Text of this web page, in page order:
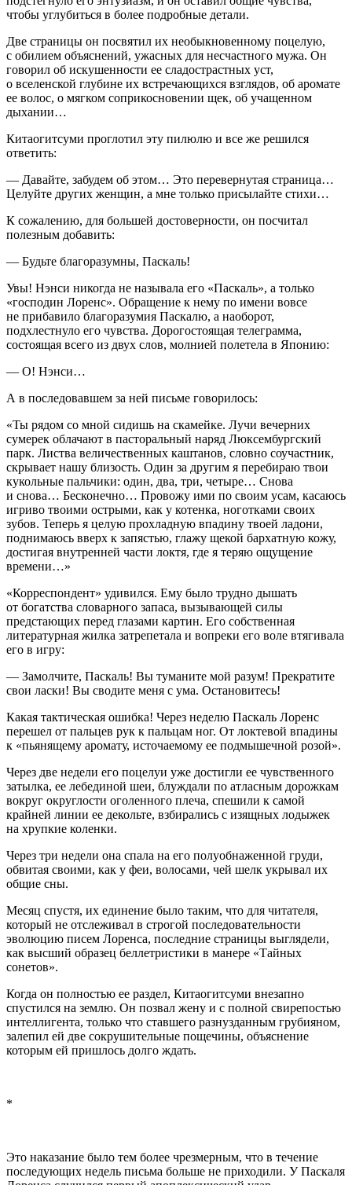
чтобы углубиться в более подробные детали.
Две страницы он посвятил их необыкновенному поцелую,
с обилием объяснений, ужасных для несчастного мужа. Он
говорил об искушенности ее сладострастных уст,
о вселенской глубине их встречающихся взглядов, об аромате
ее волос, о мягком соприкосновении щек, об учащенном
дыхании…
Китаогитсуми проглотил эту пилюлю и все же решился
ответить:
— Давайте, забудем об этом… Это перевернутая страница…
Целуйте других женщин, а мне только присылайте стихи…
К сожалению, для большей достоверности, он посчитал
полезным добавить:
— Будьте благоразумны, Паскаль!
Увы! Нэнси никогда не называла его «Паскаль», а только
«господин Лоренс». Обращение к нему по имени вовсе
не прибавило благоразумия Паскалю, а наоборот,
подхлестнуло его чувства. Дорогостоящая телеграмма,
состоящая всего из двух слов, молнией полетела в Японию:
— О! Нэнси…
А в последовавшем за ней письме говорилось:
«Ты рядом со мной сидишь на скамейке. Лучи вечерних
сумерек облачают в пасторальный наряд Люксембургский
парк. Листва величественных каштанов, словно соучастник,
скрывает нашу близость. Один за другим я перебираю твои
кукольные пальчики: один, два, три, четыре… Снова
и снова… Бесконечно… Провожу ими по своим усам, касаюсь
игриво твоими острыми, как у котенка, ноготками своих
зубов. Теперь я целую прохладную впадину твоей ладони,
поднимаюсь вверх к запястью, глажу щекой бархатную кожу,
достигая внутренней части локтя, где я теряю ощущение
времени…»
«Корреспондент» удивился. Ему было трудно дышать
от богатства словарного запаса, вызывающей силы
предстающих перед глазами картин. Его собственная
литературная жилка затрепетала и вопреки его воле втягивала
его в игру:
— Замолчите, Паскаль! Вы туманите мой разум! Прекратите
свои ласки! Вы сводите меня с ума. Остановитесь!
Какая тактическая ошибка! Через неделю Паскаль Лоренс
перешел от пальцев рук к пальцам ног. От локтевой впадины
к «пьянящему аромату, источаемому ее подмышечной розой».
Через две недели его поцелуи уже достигли ее чувственного
затылка, ее лебединой шеи, блуждали по атласным дорожкам
вокруг округлости оголенного плеча, спешили к самой
крайней линии ее декольте, взбирались с изящных лодыжек
на хрупкие коленки.
Через три недели она спала на его полуобнаженной груди,
обвитая своими, как у феи, волосами, чей шелк укрывал их
общие сны.
Месяц спустя, их единение было таким, что для читателя,
который не отслеживал в строгой последовательности
эволюцию писем Лоренса, последние страницы выглядели,
как высший образец беллетристики в манере «Тайных
сонетов».
Когда он полностью ее раздел, Китаогитсуми внезапно
спустился на землю. Он позвал жену и с полной свирепостью
интеллигента, только что ставшего разнузданным грубияном,
залепил ей две сокрушительные пощечины, объяснение
которым ей пришлось долго ждать.
*
Это наказание было тем более чрезмерным, что в течение
последующих недель письма больше не приходили. У Паскаля